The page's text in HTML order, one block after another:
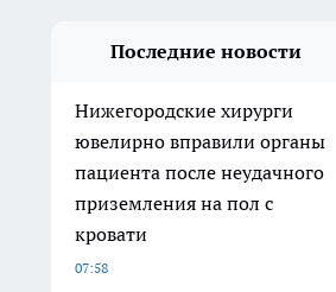
Последние новости
Нижегородские хирурги
ювелирно вправили органы
пациента после неудачного
приземления на пол с
кровати
07:58